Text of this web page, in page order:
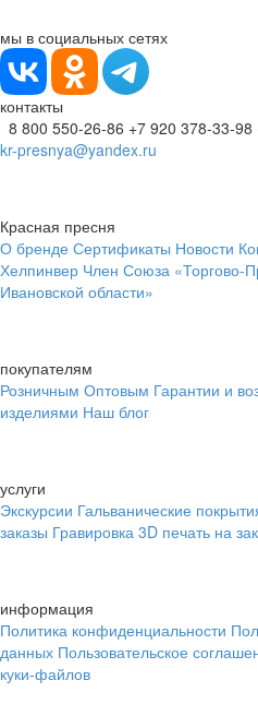
мы в социальных сетях
контакты
8 800 550-26-86 +7 920 378-33-98
kr-presnya@yandex.ru
Красная пресня
О бренде Сертификаты Новости
Хелпинвер Член Союза «Торгово-
Ивановской области»
покупателям
Розничным Оптовым Гарантии и
изделиями Наш блог
услуги
Экскурсии Гальванические
заказы Гравировка 3D печать на
информация
Политика конфиденциальности
данных Пользовательское
куки-файлов